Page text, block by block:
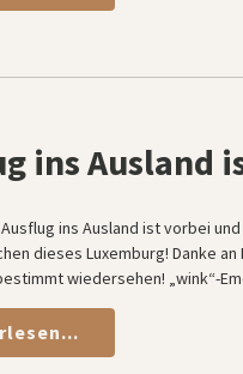
ins Ausland
ins Ausland ist vorbei
dieses Luxemburg! Danke
wiedersehen! „wink“-